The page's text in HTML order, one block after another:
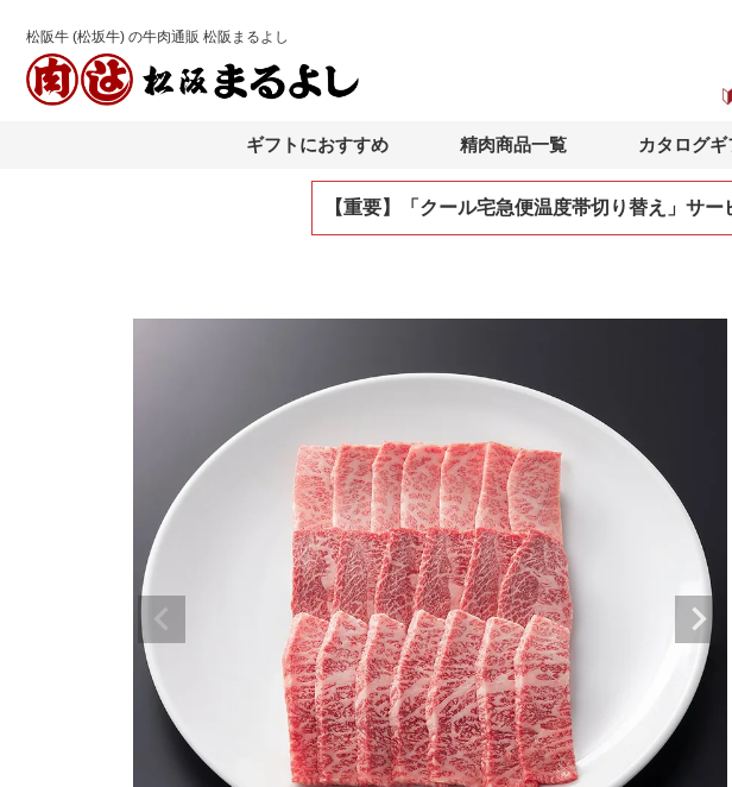
松阪牛 (松坂牛) の牛肉通販 松阪まるよし
ギフトにおすすめ 精肉商品一覧 カタログギ
【重要】「クール宅急便温度帯切り替え」サ